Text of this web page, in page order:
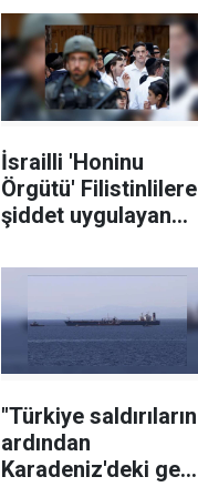
İsrailli 'Honinu
Örgütü' Filistinlilere
şiddet uygulayan
finanse ediyor ve
"Türkiye saldırıların
ardından
Karadeniz'deki gemi